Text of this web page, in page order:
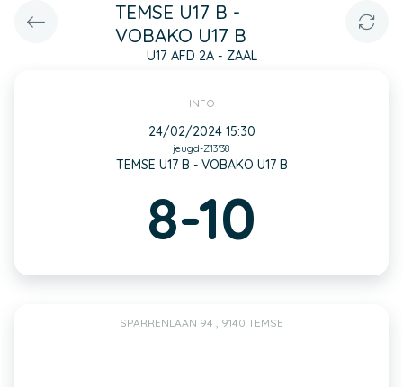
TEMSE U17 B -
VOBAKO U17 B
U17 AFD 2A - ZAAL
INFO
24/02/2024 15:30
jeugd-Z13*38
TEMSE U17 B - VOBAKO U17 B
8-10
SPARRENLAAN 94 , 9140 TEMSE